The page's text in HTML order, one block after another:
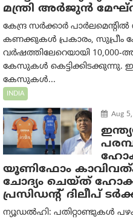
മന്ത്രി അര്‍ജുന്‍
കേന്ദ്ര സർക്കാർ
കണക്കുകൾ പ്രകാരം, സുപ്രീം
വർഷത്തിലേറെയായി 10,000-
കേസുകൾ കെട്ടിക്കിടക്കുന്നു.
കേസുകൾ...
INDIA
Aug
യൂണിഫോം
ചോദ്യം ചെയ്ത്
പ്രസിഡന്റ് ദിലീപ്
ന്യൂഡൽഹി: പതിറ്റാണ്ടുകൾ